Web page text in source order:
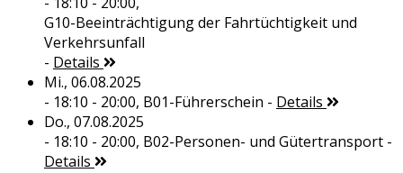
G10-Beeinträchtigung der Fahrtüchtigkeit und
Verkehrsunfall
- Details
Mi., 06.08.2025
- 18:10 - 20:00, B01-Führerschein - Details
Do., 07.08.2025
- 18:10 - 20:00, B02-Personen- und Gütertransport-
Details